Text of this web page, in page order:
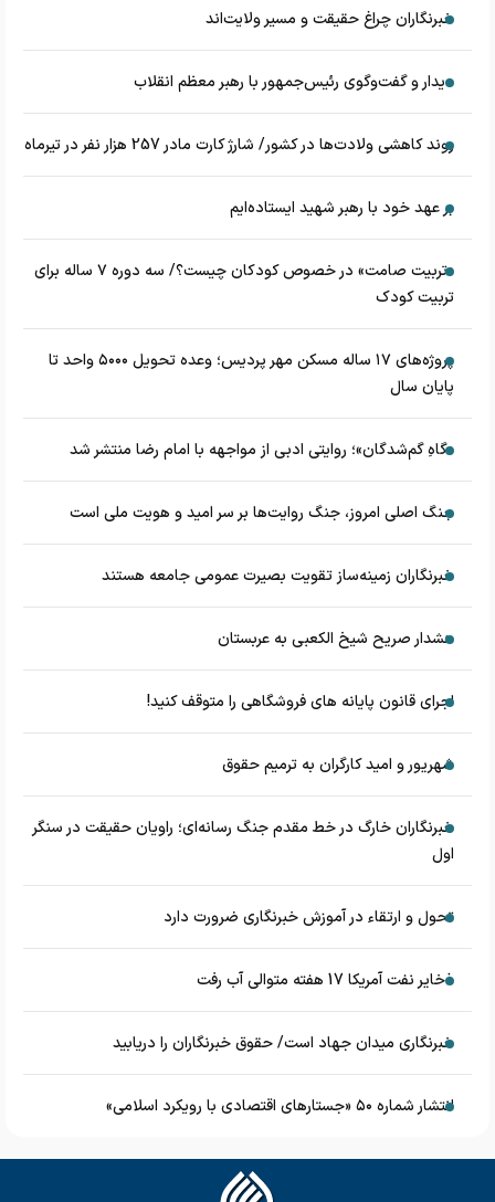
خبرنگاران چراغ حقیقت و مسیر ولایت‌اند
دیدار و گفت‌وگوی رئیس‌جمهور با رهبر معظم انقلاب
روند کاهشی ولادت‌ها در کشور/ شارژ کارت مادر 257 هزار نفر در تیرماه
بر عهد خود با رهبر شهید ایستاده‌ایم
«تربیت صامت» در خصوص کودکان چیست؟/ سه دوره ۷ ساله برای
تربیت کودک
پروژه‌های ۱۷ ساله مسکن مهر پردیس؛ وعده تحویل ۵۰۰۰ واحد تا
پایان سال
«گاهِ گم‌شدگان»؛ روایتی ادبی از مواجهه با امام رضا منتشر شد
جنگ اصلی امروز، جنگ روایت‌ها بر سر امید و هویت ملی است
خبرنگاران زمینه‌ساز تقویت بصیرت عمومی جامعه هستند
هشدار صریح شیخ الکعبی به عربستان
اجرای قانون پایانه های فروشگاهی را متوقف کنید!
شهریور و امید کارگران به ترمیم حقوق
خبرنگاران خارگ در خط مقدم جنگ رسانه‌ای؛ راویان حقیقت در سنگر
اول
تحول و ارتقاء در آموزش خبرنگاری ضرورت دارد
ذخایر نفت آمریکا 17 هفته متوالی آب رفت
خبرنگاری میدان جهاد است/ حقوق خبرنگاران را دریابید
انتشار شماره ۵۰ «جستارهای اقتصادی با رویکرد اسلامی»